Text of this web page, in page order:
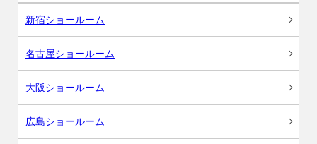
新宿ショールーム
名古屋ショールーム
大阪ショールーム
広島ショールーム